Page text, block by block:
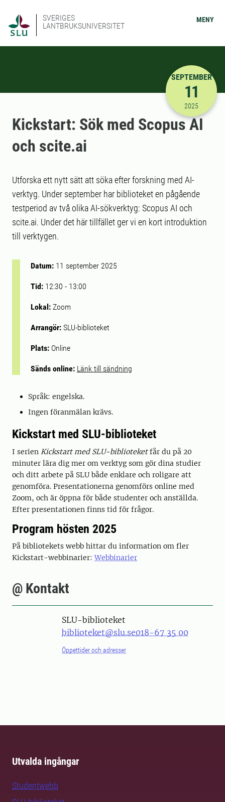
SVERIGES
LANTBRUKSUNIVERSITET
MENY
2025-09-
SEPTEMBER
11
2025
Kickstart: Sök med Scopus AI
och scite.ai
Utforska ett nytt sätt att söka efter forskning med AI-
verktyg. Under september har biblioteket en pågående
testperiod av två olika AI-sökverktyg: Scopus AI och
scite.ai. Under det här tillfället ger vi en kort introduktion
till verktygen.
Datum: 11 september 2025
Tid: 12:30 - 13:00
Lokal: Zoom
Arrangör: SLU-biblioteket
Plats: Online
Sänds online: Länk till sändning
Språk: engelska.
Ingen föranmälan krävs.
Kickstart med SLU-biblioteket
I serien Kickstart med SLU-biblioteketfår du på 20
minuter lära dig mer om verktyg som gör dina studier
och ditt arbete på SLU både enklare och roligare att
genomföra. Presentationerna genomförs online med
Zoom, och är öppna för både studenter och anställda.
Efter presentationen finns tid för frågor.
Program hösten 2025
På bibliotekets webb hittar du information om fler
Kickstart-webbinarier:Webbinarier
@ Kontakt
SLU-biblioteket
biblioteket@slu.se018-67 35 00
Öppettider och adresser
Utvalda ingångar
Studentwebb